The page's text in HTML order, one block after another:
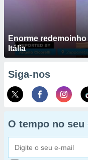
Enorme
Itália
Siga-nos
O tempo no seu